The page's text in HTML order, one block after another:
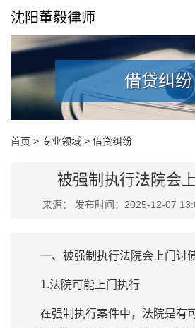
沈阳董毅律师
借贷纠纷
首页 > 专业领域 > 借贷纠纷
被强制执行法院会
来源： 发布时间：2025-12-07
一、被强制执行法院会上门讨
1.法院可能上门执行
在强制执行案件中，法院是有